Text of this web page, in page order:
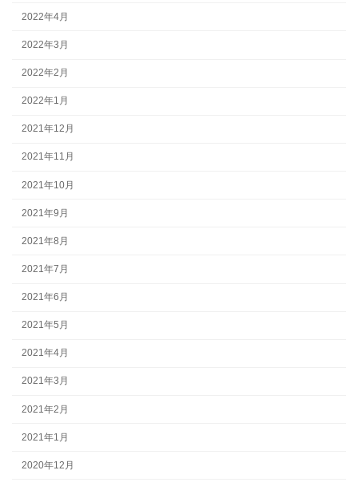
2022年4月
2022年3月
2022年2月
2022年1月
2021年12月
2021年11月
2021年10月
2021年9月
2021年8月
2021年7月
2021年6月
2021年5月
2021年4月
2021年3月
2021年2月
2021年1月
2020年12月